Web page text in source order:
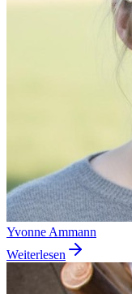
Yvonne Ammann
Weiterlesen